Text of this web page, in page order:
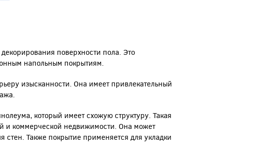
поверхности пола. Это
напольным покрытиям.
изысканности. Она имеет привлекательный
который имеет схожую структуру. Такая
и коммерческой недвижимости. Она может
стен. Также покрытие применяется для укладки